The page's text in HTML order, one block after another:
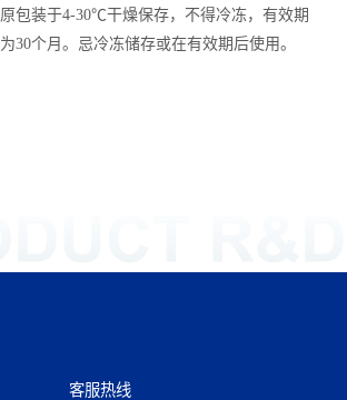
原包装于4-30℃干燥保存，不得冷冻，有效期
为30个月。忌冷冻储存或在有效期后使用。
客服热线